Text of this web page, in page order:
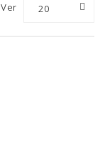
Ver 20